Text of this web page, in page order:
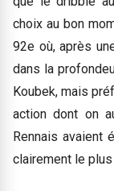
choix au bon
92e où, après
dans la
Koubek, mais
action dont on
Rennais avaient
clairement le plus